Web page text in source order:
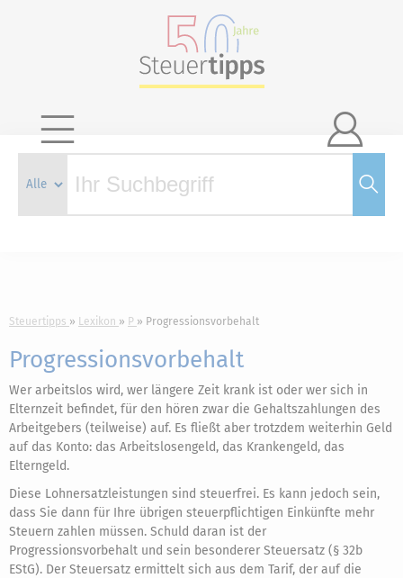

Steuertipps Lexikon P Progressionsvorbehalt
Progressionsvorbehalt
Wer arbeitslos wird, wer längere Zeit krank ist oder wer sich in
Elternzeit befindet, für den hören zwar die Gehaltszahlungen des
Arbeitgebers (teilweise) auf. Es fließt aber trotzdem weiterhin Geld
auf das Konto: das Arbeitslosengeld, das Krankengeld, das
Elterngeld.
Diese Lohnersatzleistungen sind steuerfrei. Es kann jedoch sein,
dass Sie dann für Ihre übrigen steuerpflichtigen Einkünfte mehr
Steuern zahlen müssen. Schuld daran ist der
Progressionsvorbehalt und sein besonderer Steuersatz (§ 32b
EStG). Der Steuersatz ermittelt sich aus dem Tarif, der auf die